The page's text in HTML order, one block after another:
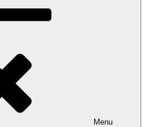
Menu